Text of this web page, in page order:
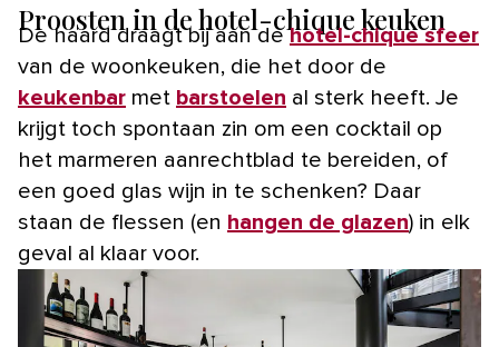
Proosten in de hotel-chique keuken
De haard draagt bij aan dehotel-chique sfeer
van de woonkeuken, die het door de
keukenbar met barstoelen al sterk heeft. Je
krijgt toch spontaan zin om een cocktail op
het marmeren aanrechtblad te bereiden, of
een goed glas wijn in te schenken? Daar
staan de flessen (en hangen de glazen) in elk
geval al klaar voor.